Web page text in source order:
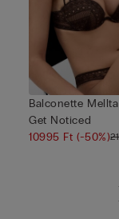
Balconette
Get Noticed
10995 Ft(-50%)